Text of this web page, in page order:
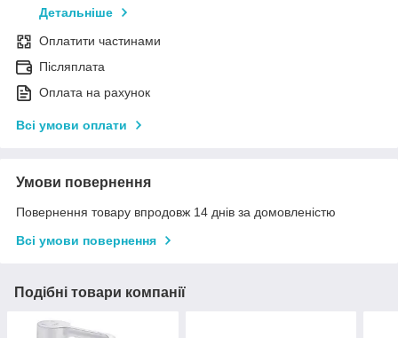
Детальніше
Оплатити частинами
Післяплата
Оплата на рахунок
Всі умови оплати
Умови повернення
Повернення товару впродовж 14 днів за домовленістю
Всі умови повернення
Подібні товари компанії